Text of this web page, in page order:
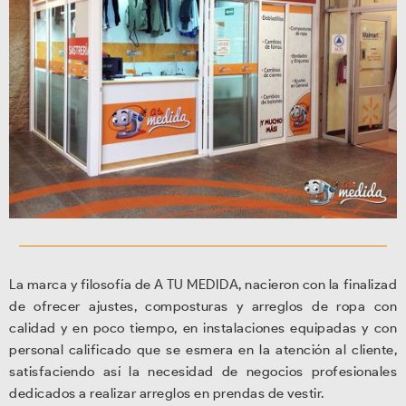
La marca y filosofía de A TU MEDIDA, nacieron con la finalizad
de ofrecer ajustes, composturas y arreglos de ropa con
calidad y en poco tiempo, en instalaciones equipadas y con
personal calificado que se esmera en la atención al cliente,
satisfaciendo así la necesidad de negocios profesionales
dedicados a realizar arreglos en prendas de vestir.